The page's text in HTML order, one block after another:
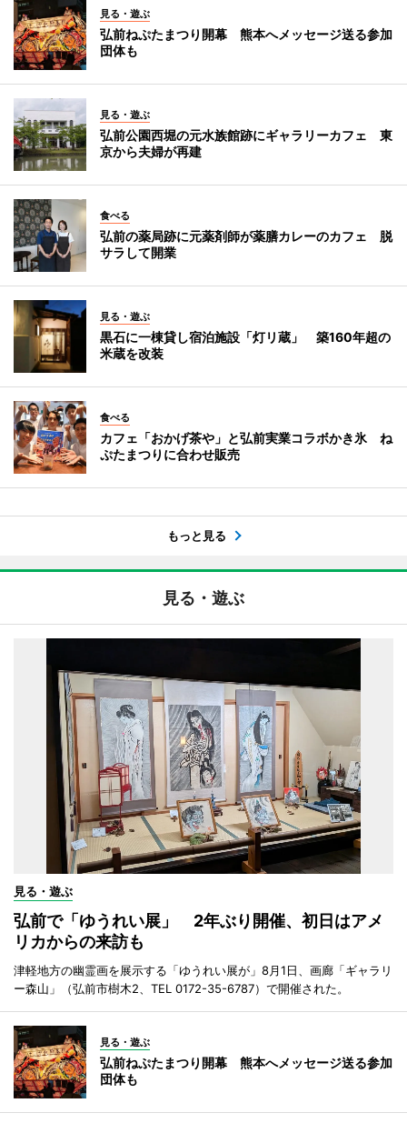
見る・遊ぶ
弘前ねぷたまつり開幕 熊本へメッセージ送る参加
団体も
見る・遊ぶ
弘前公園西堀の元水族館跡にギャラリーカフェ 東
京から夫婦が再建
食べる
弘前の薬局跡に元薬剤師が薬膳カレーのカフェ 脱
サラして開業
見る・遊ぶ
黒石に一棟貸し宿泊施設「灯リ蔵」 築160年超の
米蔵を改装
食べる
カフェ「おかげ茶や」と弘前実業コラボかき氷 ね
ぷたまつりに合わせ販売
もっと見る
見る・遊ぶ
見る・遊ぶ
弘前で「ゆうれい展」 2年ぶり開催、初日はアメ
リカからの来訪も
津軽地方の幽霊画を展示する「ゆうれい展が」8月1日、画廊「ギャラリ
ー森山」（弘前市樹木2、TEL 0172-35-6787）で開催された。
見る・遊ぶ
弘前ねぷたまつり開幕 熊本へメッセージ送る参加
団体も